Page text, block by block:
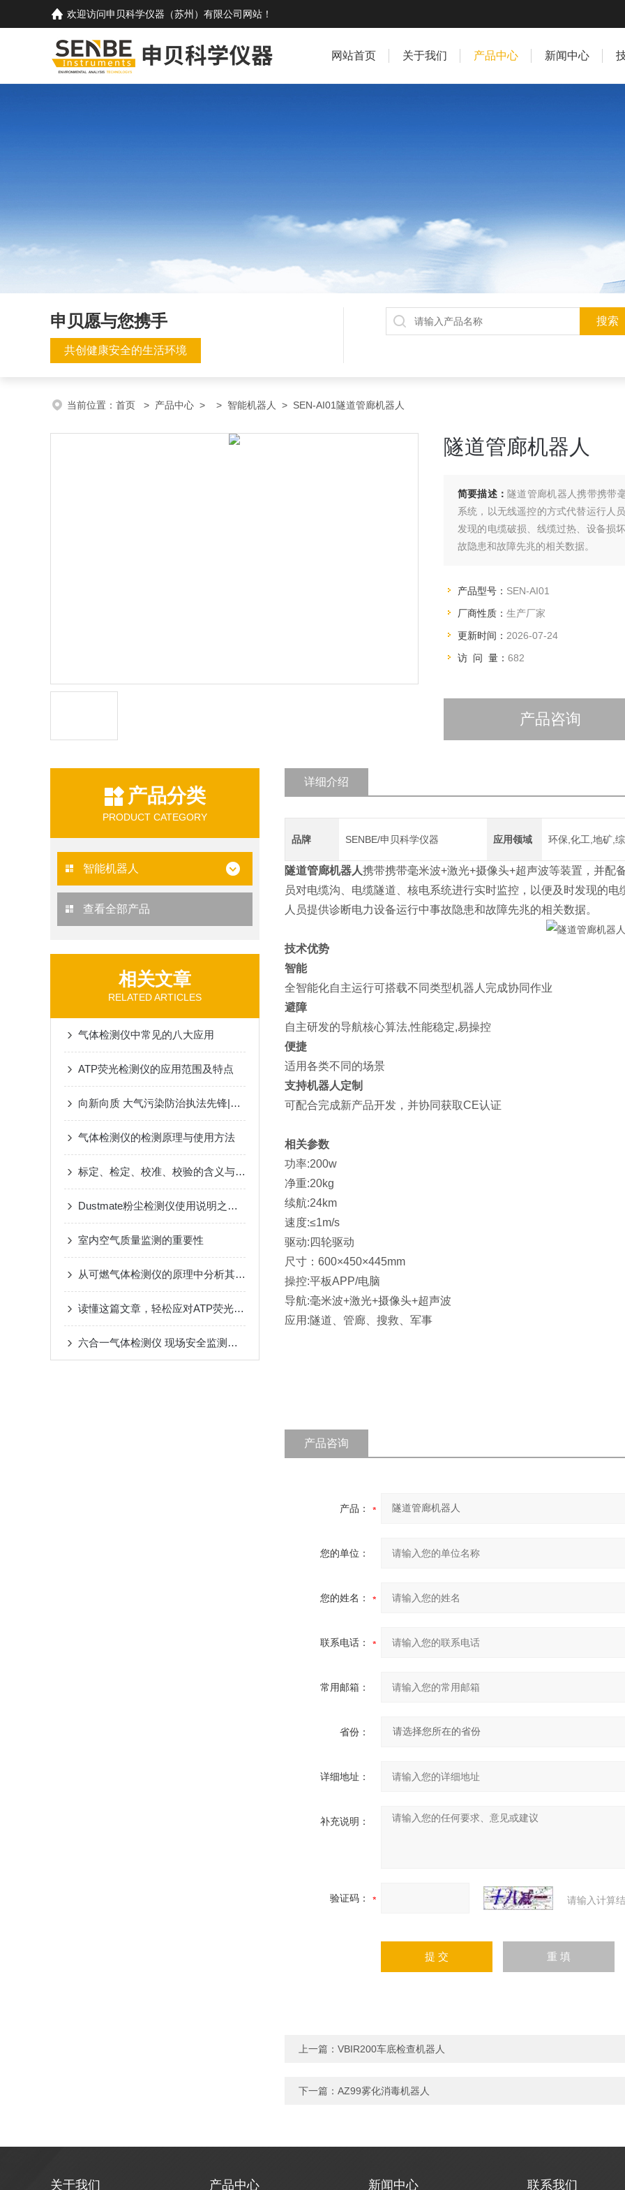
欢迎访问申贝科学仪器（苏州）有限公司 网站！
网站首页 关于我们 产品中心 新闻中心
申贝愿与您携手
共创健康安全的生活环境
当前位置： 首页 > 产品中心 > > 智能机器人 > SEN-AI01隧道管廊机器人
隧道管廊机器人
简要描述： 隧道管廊机器人携带携带
系统，以无线遥控的方式代替运行人
发现的电缆破损、线缆过热、设备损
故隐患和故障先兆的相关数据。
产品型号： SEN-AI01
厂商性质： 生产厂家
更新时间： 2026-07-24
访 问 量： 682
产品咨询
产品分类
PRODUCT CATEGORY
智能机器人
查看全部产品
相关文章
RELATED ARTICLES
气体检测仪中常见的八大应用
ATP荧光检测仪的应用范围及特点
向新向质 大气污染防治执法先锋|申贝科学仪器道路积层负荷监测系统
气体检测仪的检测原理与使用方法
标定、检定、校准、校验的含义与区别
Dustmate粉尘检测仪使用说明之键区功能介绍
室内空气质量监测的重要性
从可燃气体检测仪的原理中分析其故障产生原因
读懂这篇文章，轻松应对ATP荧光检测仪的常见故障
六合一气体检测仪 现场安全监测好帮手
详细介绍
品牌 SENBE/申贝科学仪器 应用领域 环保,化工,地矿,
隧道管廊机器人携带携带毫米波+激光+摄像头+超声波等装置，并配
员对电缆沟、电缆隧道、核电系统进行实时监控，以便及时发现的
人员提供诊断电力设备运行中事故隐患和故障先兆的相关数据。
技术优势
智能
全智能化自主运行可搭载不同类型机器人完成协同作业
避障
自主研发的导航核心算法,性能稳定,易操控
便捷
适用各类不同的场景
支持机器人定制
可配合完成新产品开发，并协同获取CE认证
相关参数
功率:200w
净重:20kg
续航:24km
速度:≤1m/s
驱动:四轮驱动
尺寸：600×450×445mm
操控:平板APP/电脑
导航:毫米波+激光+摄像头+超声波
应用:隧道、管廊、搜救、军事
产品咨询
产品：
您的单位：
您的姓名：
联系电话：
常用邮箱：
省份：
详细地址：
补充说明：
验证码： 请输入计算
上一篇： VBIR200车底检查机器人
下一篇： AZ99雾化消毒机器人
关于我们 产品中心 新闻中心 联系我们